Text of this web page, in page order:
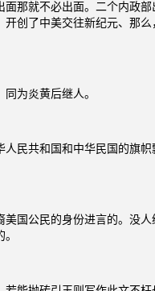
面那就不必出面。二个内政
开创了中美交往新纪元、那
为炎黄后继人。
人民共和国和中华民国的旗
美国公民的身份进言的。没